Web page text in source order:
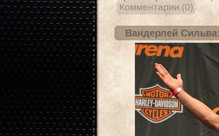
Комментарии (0)
Вандерлей